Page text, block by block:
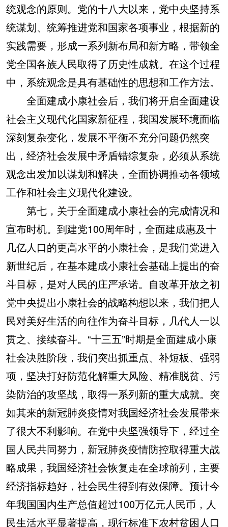
统观念的原则。党的十八大以来，党中央坚持系
统谋划、统筹推进党和国家各项事业，根据新的
实践需要，形成一系列新布局和新方略，带领全
党全国各族人民取得了历史性成就。在这个过程
中，系统观念是具有基础性的思想和工作方法。
全面建成小康社会后，我们将开启全面建设
社会主义现代化国家新征程，我国发展环境面临
深刻复杂变化，发展不平衡不充分问题仍然突
出，经济社会发展中矛盾错综复杂，必须从系统
观念出发加以谋划和解决，全面协调推动各领域
工作和社会主义现代化建设。
第七，关于全面建成小康社会的完成情况和
宣布时机。到建党100周年时，全面建成惠及十
几亿人口的更高水平的小康社会，是我们党进入
新世纪后，在基本建成小康社会基础上提出的奋
斗目标，是对人民的庄严承诺。自改革开放之初
党中央提出小康社会的战略构想以来，我们把人
民对美好生活的向往作为奋斗目标，几代人一以
贯之、接续奋斗。“十三五”时期是全面建成小康
社会决胜阶段，我们突出抓重点、补短板、强弱
项，坚决打好防范化解重大风险、精准脱贫、污
染防治的攻坚战，取得一系列新的重大成就。突
如其来的新冠肺炎疫情对我国经济社会发展带来
了很大不利影响。在党中央坚强领导下，经过全
国人民共同努力，新冠肺炎疫情防控取得重大战
略成果，我国经济社会恢复走在全球前列，主要
经济指标趋好，社会民生得到有效保障。预计今
年我国国内生产总值超过100万亿元人民币，人
民生活水平显著提高，现行标准下农村贫困人口